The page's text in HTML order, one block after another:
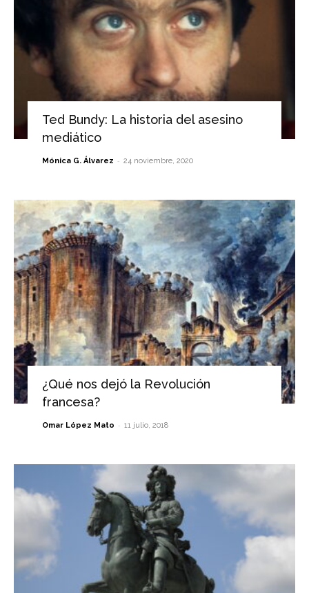
Ted Bundy: La historia del asesino
mediático
Mónica G. Álvarez - 24 noviembre, 2020
¿Qué nos dejó la Revolución
francesa?
Omar López Mato - 11 julio, 2018